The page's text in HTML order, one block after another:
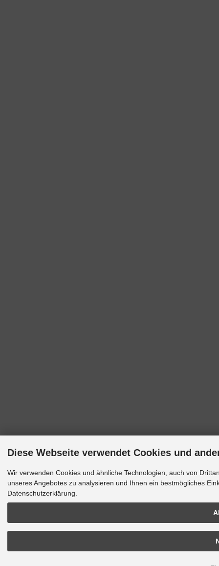
Diese Webseite verwendet Cookies und
Wir verwenden Cookies und ähnliche Technologien, auch von
unseres Angebotes zu analysieren und Ihnen ein bestmögliches
Datenschutzerklärung.